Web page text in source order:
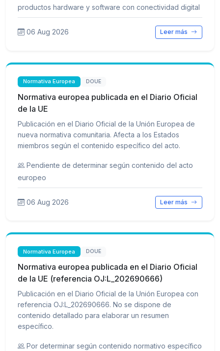
productos hardware y software con conectividad digital
06 Aug 2026 Leer más
Normativa Europea DOUE
Normativa europea publicada en el Diario Oficial
de la UE
Publicación en el Diario Oficial de la Unión Europea de
nueva normativa comunitaria. Afecta a los Estados
miembros según el contenido específico del acto.
Pendiente de determinar según contenido del acto
europeo
06 Aug 2026 Leer más
Normativa Europea DOUE
Normativa europea publicada en el Diario Oficial
de la UE (referencia OJ:L_202690666)
Publicación en el Diario Oficial de la Unión Europea con
referencia OJ:L_202690666. No se dispone de
contenido detallado para elaborar un resumen
específico.
Por determinar según contenido normativo específico